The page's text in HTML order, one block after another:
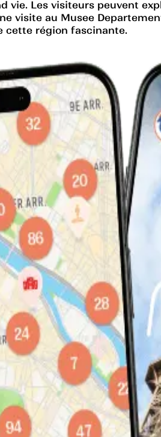
vie. Les visiteurs peuvent
visite au Musee
cette région fascinante.